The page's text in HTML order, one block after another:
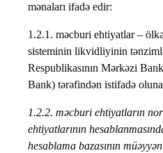
mənaları ifadə edir:
1.2.1. məcburi ehtiyatlar –
sisteminin likvidliyinin
Respublikasının Mərkəzi
Bank) tərəfindən istifadə
1.2.2. məcburi ehtiyatların
ehtiyatlarının
hesablama bazasının